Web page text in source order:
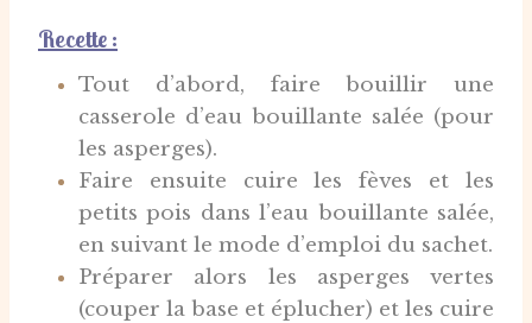
Recette :
Tout d’abord, faire bouillir une
casserole d’eau bouillante salée (pour
les asperges).
Faire ensuite cuire les fèves et les
petits pois dans l’eau bouillante salée,
en suivant le mode d’emploi du sachet.
Préparer alors les asperges vertes
(couper la base et éplucher) et les cuire